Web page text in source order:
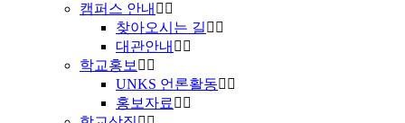
캠퍼스 안내
찾아오시는 길
대관안내
학교홍보
UNKS 언론활동
홍보자료